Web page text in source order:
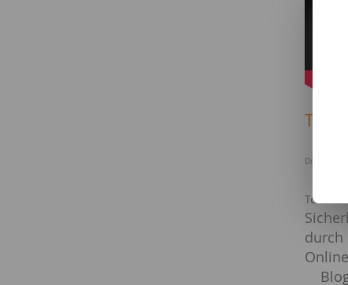
EU
Downloads
Telekom
durch